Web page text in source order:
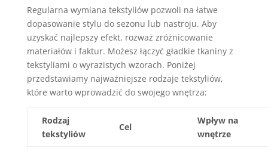
Regularna wymiana tekstyliów pozwoli na łatwe
dopasowanie stylu do sezonu lub nastroju. Aby
uzyskać najlepszy efekt, rozważ zróżnicowanie
materiałów i faktur. Możesz łączyć gładkie tkaniny z
tekstyliami o wyrazistych wzorach. Poniżej
przedstawiamy najważniejsze rodzaje tekstyliów,
które warto wprowadzić do swojego wnętrza:
Rodzaj
tekstyliów
Cel
Wpływ na
wnętrze